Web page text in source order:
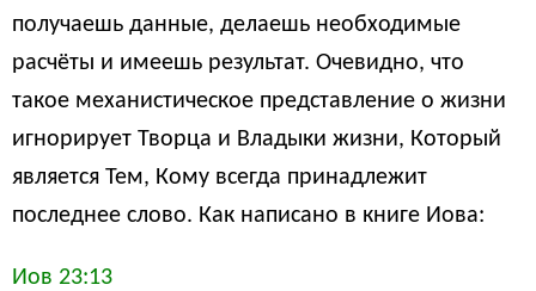
получаешь данные, делаешь необходимые
расчёты и имеешь результат. Очевидно, что
такое механистическое представление о жизни
игнорирует Творца и Владыки жизни, Который
является Тем, Кому всегда принадлежит
последнее слово. Как написано в книге Иова:
Иов 23:13